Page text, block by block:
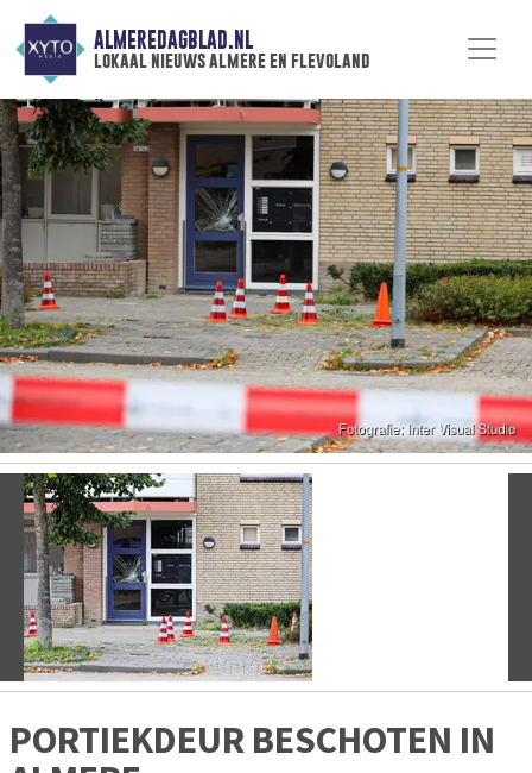
ALMEREDAGBLAD.NL
lokaal nieuws almere en flevoland
Vorige
PORTIEKDEUR BESCHOTEN IN